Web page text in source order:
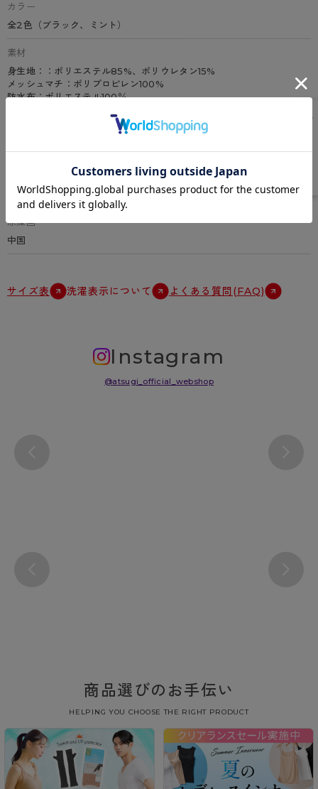
カラー
全2色（ブラック、ミント）
素材
身生地：：ポリエステル85%、ポリウレタン15%
メッシュマチ：ポリプロピレン100%
防水布：ポリエステル100％
特徴
吸水量10ml、水分ケアショーツ、パンティライナー機能付ショーツ、
浮きマチ仕様(羽つき対応)、肌側マチにメッシュ素材を使用、防水布(透
湿）
原産国
中国
サイズ表 洗濯表示について よくある質問(FAQ)
Instagram
@atsugi_official_webshop
商品選びのお手伝い
HELPING YOU CHOOSE THE RIGHT PRODUCT